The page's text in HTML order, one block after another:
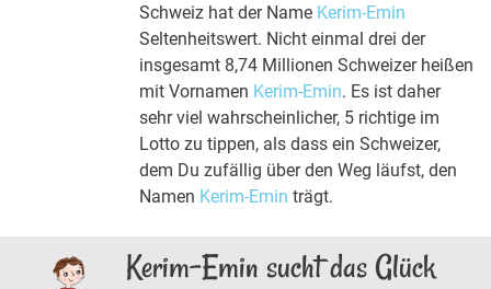
Schweiz hat der Name Kerim-Emin
Seltenheitswert. Nicht einmal drei der
insgesamt 8,74 Millionen Schweizer heißen
mit Vornamen Kerim-Emin. Es ist daher
sehr viel wahrscheinlicher, 5 richtige im
Lotto zu tippen, als dass ein Schweizer,
dem Du zufällig über den Weg läufst, den
Namen Kerim-Emin trägt.
Kerim-Emin sucht das Glück